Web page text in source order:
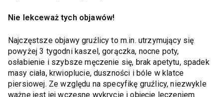
Nie lekceważ tych objawów!
Najczęstsze objawy gruźlicy to m.in. utrzymujący się
powyżej 3 tygodni kaszel, gorączka, nocne poty,
osłabienie i szybsze męczenie się, brak apetytu, spadek
masy ciała, krwioplucie, duszności i bóle w klatce
piersiowej. Ze względu na specyfikę gruźlicy, niezwykle
ważne jest jej wczesne wykrycie i objęcie leczeniem